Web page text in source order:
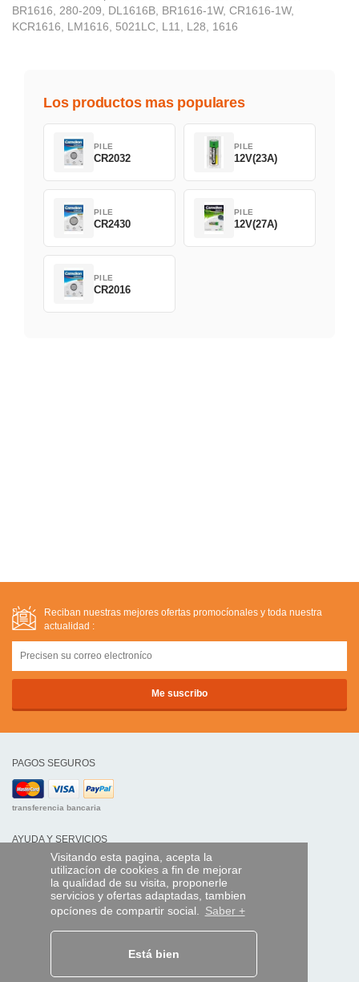
Visitando esta pagina, acepta la
utilizacíon de cookies a fin de mejorar
la qualidad de su visita, proponerle
servicios y ofertas adaptadas, tambien
opcíones de compartir social. Saber +
Está bien
BR1616, 280-209, DL1616B, BR1616-1W, CR1616-1W,
KCR1616, LM1616, 5021LC, L11, L28, 1616
Los productos mas populares
PILE
CR2032
PILE
12V(23A)
PILE
CR2430
PILE
12V(27A)
PILE
CR2016
Reciban nuestras mejores ofertas promocíonales y toda nuestra
actualidad :
PAGOS SEGUROS
transferencia bancaria
AYUDA Y SERVICIOS
Localice su envío
MANDO EXPRESS
¿Quiénes somos?